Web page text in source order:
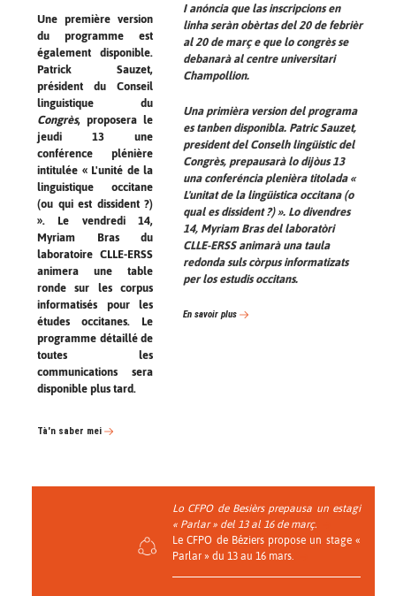
Une première version
du programme est
également disponible.
Patrick Sauzet,
président du Conseil
linguistique du
Congrès, proposera le
jeudi 13 une
conférence plénière
intitulée « L'unité de la
linguistique occitane
(ou qui est dissident ?)
». Le vendredi 14,
Myriam Bras du
laboratoire CLLE-ERSS
animera une table
ronde sur les corpus
informatisés pour les
études occitanes. Le
programme détaillé de
toutes les
communications sera
disponible plus tard.
Tà'n saber mei
I anóncia que las inscripcions en
linha seràn obèrtas del 20 de febrièr
al 20 de març e que lo congrès se
debanarà al centre universitari
Champollion.
Una primièra version del programa
es tanben disponibla. Patric Sauzet,
president del Conselh lingüistic del
Congrès, prepausarà lo dijòus 13
una conferéncia plenièra titolada «
L'unitat de la lingüistica occitana (o
qual es dissident ?) ». Lo divendres
14, Myriam Bras del laboratòri
CLLE-ERSS animarà una taula
redonda suls còrpus informatizats
per los estudis occitans.
En savoir plus
Lo CFPO de Besièrs prepausa un estagi
« Parlar » del 13 al 16 de març.
Le CFPO de Béziers propose un stage «
Parlar » du 13 au 16 mars.